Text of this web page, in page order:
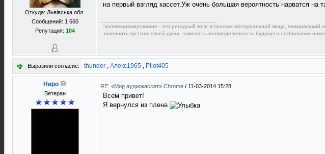
Откуда: Львівська обл.
Сообщений: 1 660
Репутация: 104
на первый взгляд кассет.Уж очень большая вероятность нарватся на
"коллекционирование - это ригидный мозг в поисках материальной пищи, пожирающий
заполнить пустоты своей души, заменить неопределенность будущего стабильным
Выразили согласие: thunder , Алекс1965 , Pilot405
Ниро
Ветеран
RE: «Мир аудиокассет» Chrome / 11-03-2014 15:28
Всем привет!
Я вернулся из плена